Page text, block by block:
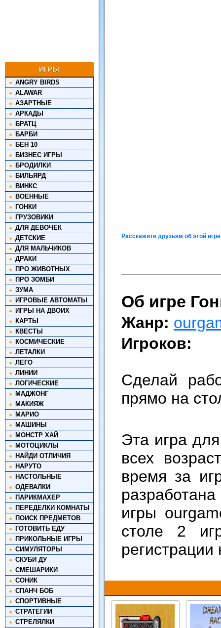
ИГРЫ
ANGRY BIRDS
ALAWAR
АЗАРТНЫЕ
АРКАДЫ
БРАТЦ
БАРБИ
БЕН 10
БИЗНЕС ИГРЫ
БРОДИЛКИ
БИЛЬЯРД
ВИНКС
ВОЕННЫЕ
ГОНКИ
ГРУЗОВИКИ
ДЛЯ ДЕВОЧЕК
ДЕТСКИЕ
ДЛЯ МАЛЬЧИКОВ
ДРАКИ
ПРО ЖИВОТНЫХ
ПРО ЗОМБИ
ЗУМА
ИГРОВЫЕ АВТОМАТЫ
ИГРЫ НА ДВОИХ
КАРТЫ
КВЕСТЫ
КОСМИЧЕСКИЕ
ЛЕТАЛКИ
ЛЕГО
ЛИНИИ
ЛОГИЧЕСКИЕ
МАДЖОНГ
МАКИЯЖ
МАРИО
МАШИНЫ
МОНСТР ХАЙ
МОТОЦИКЛЫ
НАЙДИ ОТЛИЧИЯ
НАРУТО
НАСТОЛЬНЫЕ
ОДЕВАЛКИ
ПАРИКМАХЕР
ПЕРЕДЕЛКИ КОМНАТЫ
ПОИСК ПРЕДМЕТОВ
ГОТОВИТЬ ЕДУ
ПРИКОЛЬНЫЕ ИГРЫ
СИМУЛЯТОРЫ
СКУБИ ДУ
СМЕШАРИКИ
СОНИК
СПАНЧ БОБ
СПОРТИВНЫЕ
СТРАТЕГИИ
СТРЕЛЯЛКИ
Расскажите друзьям об этой игре
Об игре
Жанр:
Игроков:
Сделай
прямо на
Эта игра
всех
время за
игры
столе 2
регистрации